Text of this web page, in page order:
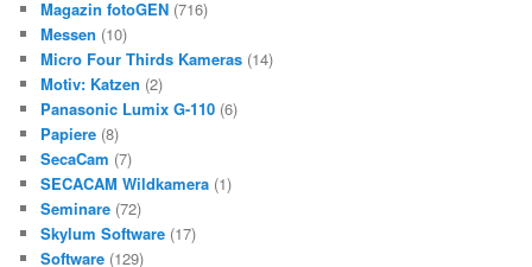
Magazin fotoGEN (716)
Messen (10)
Micro Four Thirds Kameras (14)
Motiv: Katzen (2)
Panasonic Lumix G-110 (6)
Papiere (8)
SecaCam (7)
SECACAM Wildkamera (1)
Seminare (72)
Skylum Software (17)
Software (129)